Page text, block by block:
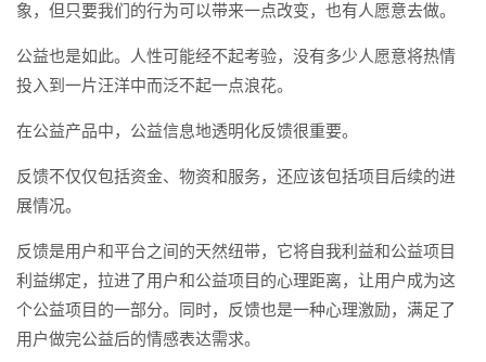
象，但只要我们的行为可以带来一点改变，也有人愿意去做。
公益也是如此。人性可能经不起考验，没有多少人愿意将热情
投入到一片汪洋中而泛不起一点浪花。
在公益产品中，公益信息地透明化反馈很重要。
反馈不仅仅包括资金、物资和服务，还应该包括项目后续的进
展情况。
反馈是用户和平台之间的天然纽带，它将自我利益和公益项目
利益绑定，拉进了用户和公益项目的心理距离，让用户成为这
个公益项目的一部分。同时，反馈也是一种心理激励，满足了
用户做完公益后的情感表达需求。